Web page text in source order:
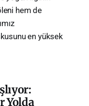
hem de
en yüksek
Yolda